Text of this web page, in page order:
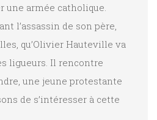
une armée catholique.
l’assassin de son père,
qu’Olivier Hauteville va
ligueurs. Il rencontre
une jeune protestante
de s’intéresser à cette